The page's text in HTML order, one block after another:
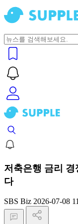
저축은행 금리
다
SBS Biz 2026-07-08